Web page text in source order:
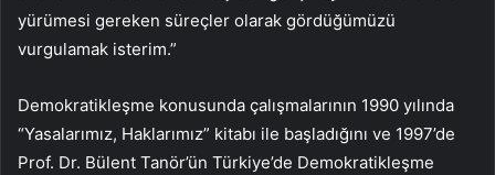
yürümesi gereken süreçler olarak gördüğümüzü
vurgulamak isterim.”
Demokratikleşme konusunda çalışmalarının 1990 yılında
“Yasalarımız, Haklarımız” kitabı ile başladığını ve 1997’de
Prof. Dr. Bülent Tanör’ün Türkiye’de Demokratikleşme